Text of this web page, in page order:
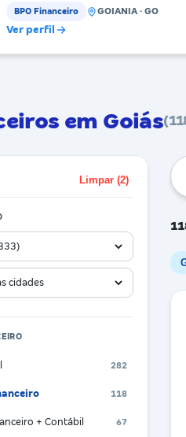
BPO Financeiro GOIANIA · GO
Ver perfil
em Goiás
Limpar (2)
282
118
+ Contábil 67